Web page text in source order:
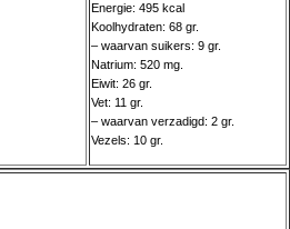
Energie: 495 kcal
Koolhydraten: 68 gr.
– waarvan suikers: 9 gr.
Natrium: 520 mg.
Eiwit: 26 gr.
Vet: 11 gr.
– waarvan verzadigd: 2 gr.
Vezels: 10 gr.